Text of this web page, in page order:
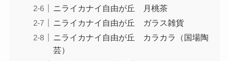
ニライカナイ自由が丘 月桃茶
ニライカナイ自由が丘 ガラス雑貨
ニライカナイ自由が丘 カラカラ（国場陶
芸）